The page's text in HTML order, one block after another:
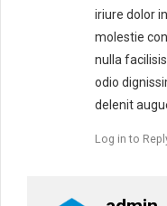
iriure dolor
molestie
nulla
odio
delenit
Log in to